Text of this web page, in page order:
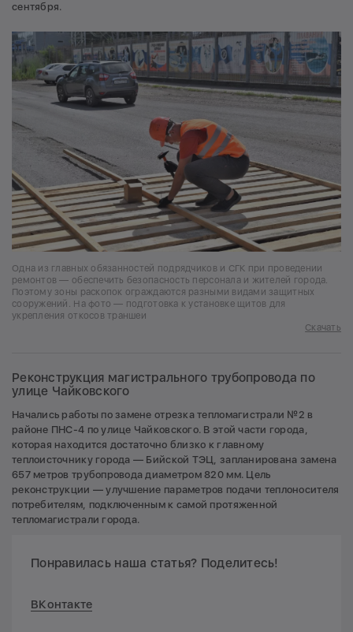
сентября.
Одна из главных обязанностей подрядчиков и СГК при проведении
ремонтов — обеспечить безопасность персонала и жителей города.
Поэтому зоны раскопок ограждаются разными видами защитных
сооружений. На фото — подготовка к установке щитов для
укрепления откосов траншеи
Скачать
Реконструкция магистрального трубопровода по
улице Чайковского
Начались работы по замене отрезка тепломагистрали №2 в
районе ПНС-4 по улице Чайковского. В этой части города,
которая находится достаточно близко к главному
теплоисточнику города — Бийской ТЭЦ, запланирована замена
657 метров трубопровода диаметром 820 мм. Цель
реконструкции — улучшение параметров подачи теплоносителя
потребителям, подключенным к самой протяженной
тепломагистрали города.
Понравилась наша статья? Поделитесь!
ВКонтакте